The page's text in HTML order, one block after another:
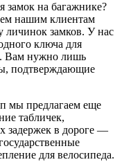
замок на багажнике?
нашим клиентам
личинок замков. У нас
ключа для
Вам нужно лишь
подтверждающие
мы предлагаем еще
табличек,
задержек в дороге —
для велосипеда.